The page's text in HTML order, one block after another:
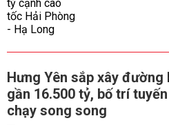
Hưng Yên sắp xây đường
gần 16.500 tỷ, bố trí
chạy song song